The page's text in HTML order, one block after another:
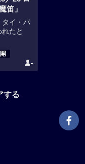
笛」
タイ・パ
たと
-
する